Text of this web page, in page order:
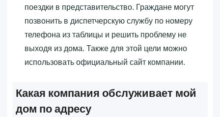
поездки в представительство. Граждане могут
позвонить в диспетчерскую службу по номеру
телефона из таблицы и решить проблему не
выходя из дома. Также для этой цели можно
использовать официальный сайт компании.
Какая компания обслуживает мой
дом по адресу